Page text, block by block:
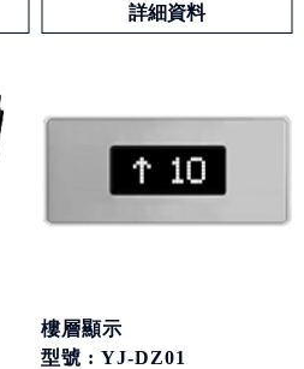
詳細資料
樓層顯示
型號 : YJ-DZ01